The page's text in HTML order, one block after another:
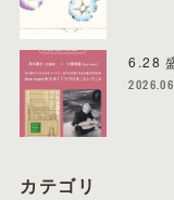
6.28
カテゴリ